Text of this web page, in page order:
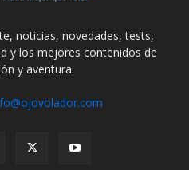
noticias, novedades, tests,
y los mejores contenidos de
y aventura.